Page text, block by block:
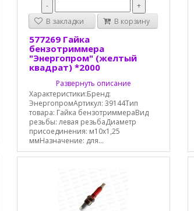
-
+
В закладки
В корзину
577269 Гайка
бензотриммера
"Энергопром" (желтый
квадрат) *2000
Развернуть описание
Характеристики:Бренд:
ЭнергопромАртикул: 39144Тип
товара: Гайка бензотриммераВид
резьбы: левая резьбаДиаметр
присоединения: м10х1,25
ммНазначение: для...